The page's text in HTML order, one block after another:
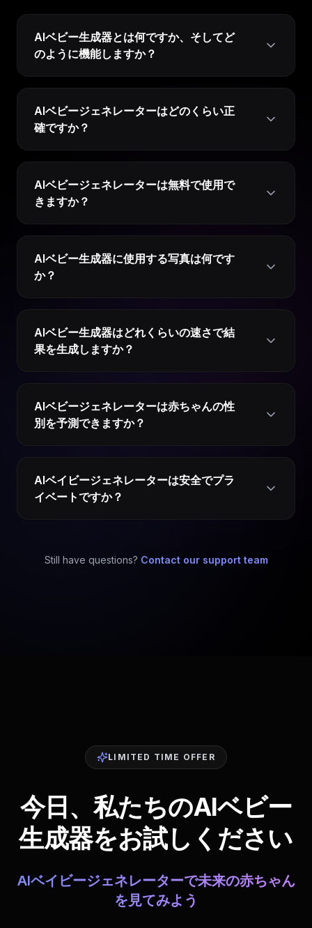
AIベビー生成器とは何ですか、そしてど
のように機能しますか？
AIベビージェネレーターはどのくらい正
確ですか？
AIベビージェネレーターは無料で使用で
きますか？
AIベビー生成器に使用する写真は何です
か？
AIベビー生成器はどれくらいの速さで結
果を生成しますか？
AIベビージェネレーターは赤ちゃんの性
別を予測できますか？
AIベイビージェネレーターは安全でプラ
イベートですか？
Still have questions? Contact our support team
LIMITED TIME OFFER
今日、私たちのAIベビー
生成器をお試しください
AIベイビージェネレーターで未来の赤ちゃん
を見てみよう